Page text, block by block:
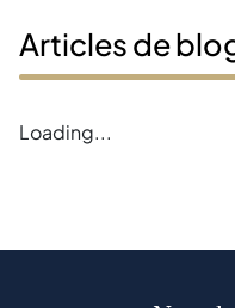
Articles de
Loading...